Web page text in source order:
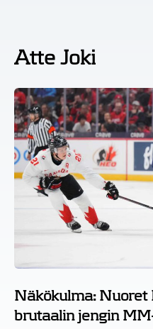
Atte Joki
Näkökulma: Nuoret
brutaalin jengin